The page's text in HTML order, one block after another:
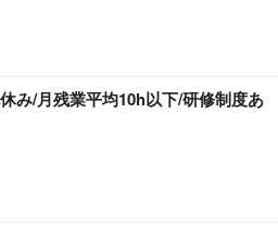
み/月残業平均10h以下/研修制度あ